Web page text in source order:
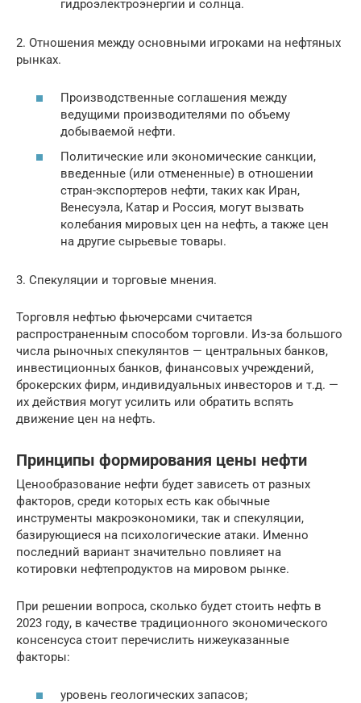
гидроэлектроэнергии и солнца.
2. Отношения между основными игроками на нефтяных
рынках.
Производственные соглашения между
ведущими производителями по объему
добываемой нефти.
Политические или экономические санкции,
введенные (или отмененные) в отношении
стран-экспортеров нефти, таких как Иран,
Венесуэла, Катар и Россия, могут вызвать
колебания мировых цен на нефть, а также цен
на другие сырьевые товары.
3. Спекуляции и торговые мнения.
Торговля нефтью фьючерсами считается
распространенным способом торговли. Из-за большого
числа рыночных спекулянтов — центральных банков,
инвестиционных банков, финансовых учреждений,
брокерских фирм, индивидуальных инвесторов и т.д. —
их действия могут усилить или обратить вспять
движение цен на нефть.
Принципы формирования цены нефти
Ценообразование нефти будет зависеть от разных
факторов, среди которых есть как обычные
инструменты макроэкономики, так и спекуляции,
базирующиеся на психологические атаки. Именно
последний вариант значительно повлияет на
котировки нефтепродуктов на мировом рынке.
При решении вопроса, сколько будет стоить нефть в
2023 году, в качестве традиционного экономического
консенсуса стоит перечислить нижеуказанные
факторы:
уровень геологических запасов;